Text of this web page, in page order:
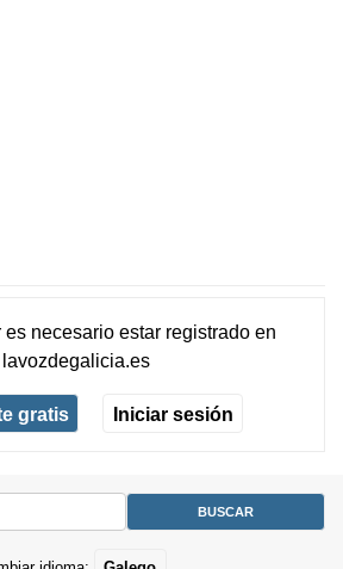
es necesario estar registradoen
lavozdegalicia.es
gratis Iniciar sesión